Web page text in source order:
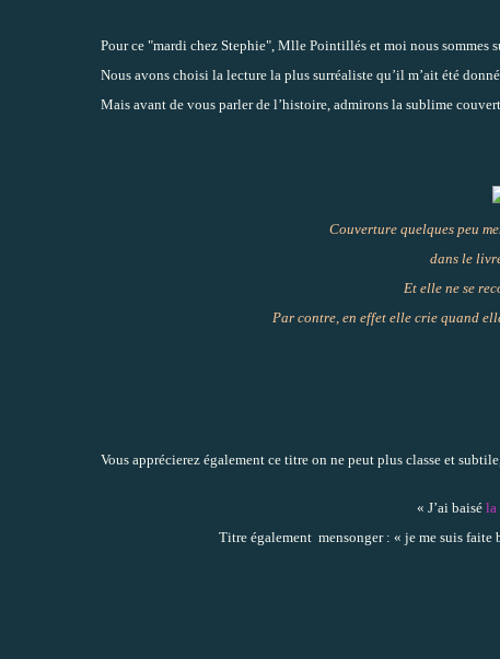
Pour ce "mardi chez Stephie", Mlle Pointillés et moi nous sommes
Nous avons choisi la lecture la plus surréaliste qu’il m’ait été
Mais avant de vous parler de l’histoire, admirons la sublime
Couverture quelques peu
dans le
Et elle ne se
Par contre, en effet elle crie quand
Vous apprécierez également ce titre on ne peut plus classe et
« J’ai baisé la
Titre également mensonger : « je me suis faite